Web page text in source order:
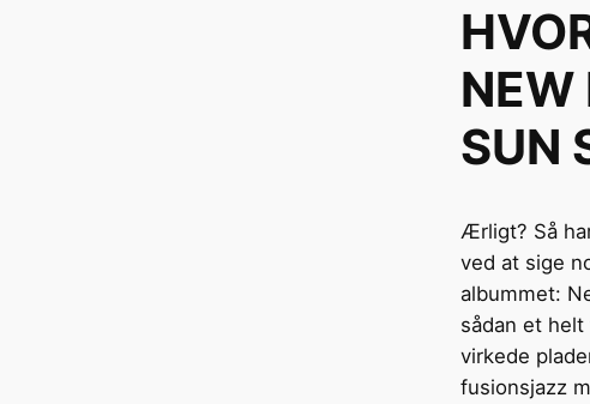
NEW
SUN
Ærligt? Så
ved at sige
albummet:
sådan et
virkede
fusionsjazz